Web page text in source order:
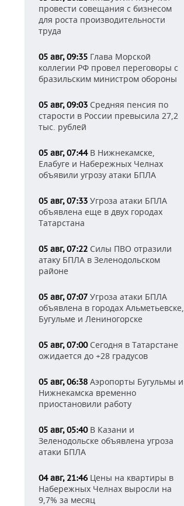
провести совещания с бизнесом
для роста производительности
труда
05 авг, 09:35 Глава Морской
коллегии РФ провел переговоры с
бразильским министром обороны
05 авг, 09:03 Средняя пенсия по
старости в России превысила 27,2
тыс. рублей
05 авг, 07:44В Нижнекамске,
Елабуге и Набережных Челнах
объявили угрозу атаки БПЛА
05 авг, 07:33 Угроза атаки БПЛА
объявлена еще в двух городах
Татарстана
05 авг, 07:22 Силы ПВО отразили
атаку БПЛА в Зеленодольском
районе
05 авг, 07:07 Угроза атаки БПЛА
объявлена в городах Альметьевске,
Бугульме и Лениногорске
05 авг, 07:00Сегодня в Татарстане
ожидается до +28 градусов
05 авг, 06:38 Аэропорты Бугульмы и
Нижнекамска временно
приостановили работу
05 авг, 05:40В Казани и
Зеленодольске объявлена угроза
атаки БПЛА
04 авг, 21:46 Цены на квартиры в
Набережных Челнах выросли на
9,7% за месяц